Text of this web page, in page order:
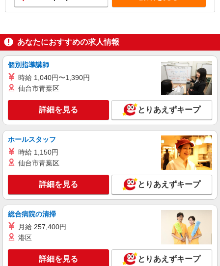
あなたにおすすめの求人情報
個別指導講師
時給 1,040円〜1,390円
仙台市青葉区
詳細を見る とりあえずキープ
ホールスタッフ
時給 1,150円
仙台市青葉区
詳細を見る とりあえずキープ
総合病院の清掃
月給 257,400円
港区
詳細を見る とりあえずキープ